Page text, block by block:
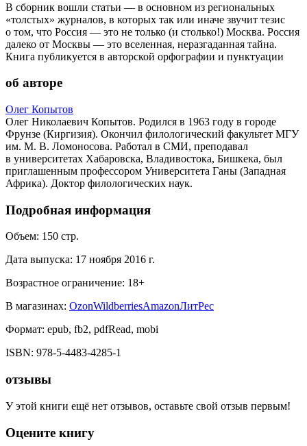
В сборник вошли статьи — в основном из региональных
«толстых» журналов, в которых так или иначе звучит тезис
о том, что Россия — это не только (и столько!) Москва. Россия
далеко от Москвы — это вселенная, неразгаданная тайна.
Книга публикуется в авторской орфографии и пунктуации
об авторе
Олег Копытов
Олег Николаевич Копытов. Родился в 1963 году в городе
Фрунзе (Киргизия). Окончил филологический факультет МГУ
им. М. В. Ломоносова. Работал в СМИ, преподавал
в университетах Хабаровска, Владивостока, Бишкека, был
приглашенным профессором Университета Ганы (Западная
Африка). Доктор филологических наук.
Подробная информация
Объем: 150 стр.
Дата выпуска: 17 ноября 2016 г.
Возрастное ограничение: 18+
В магазинах: OzonWildberriesAmazonЛитРес
Формат: epub, fb2, pdfRead, mobi
ISBN: 978-5-4483-4285-1
отзывы
У этой книги ещё нет отзывов, оставьте свой отзыв первым!
Оцените книгу